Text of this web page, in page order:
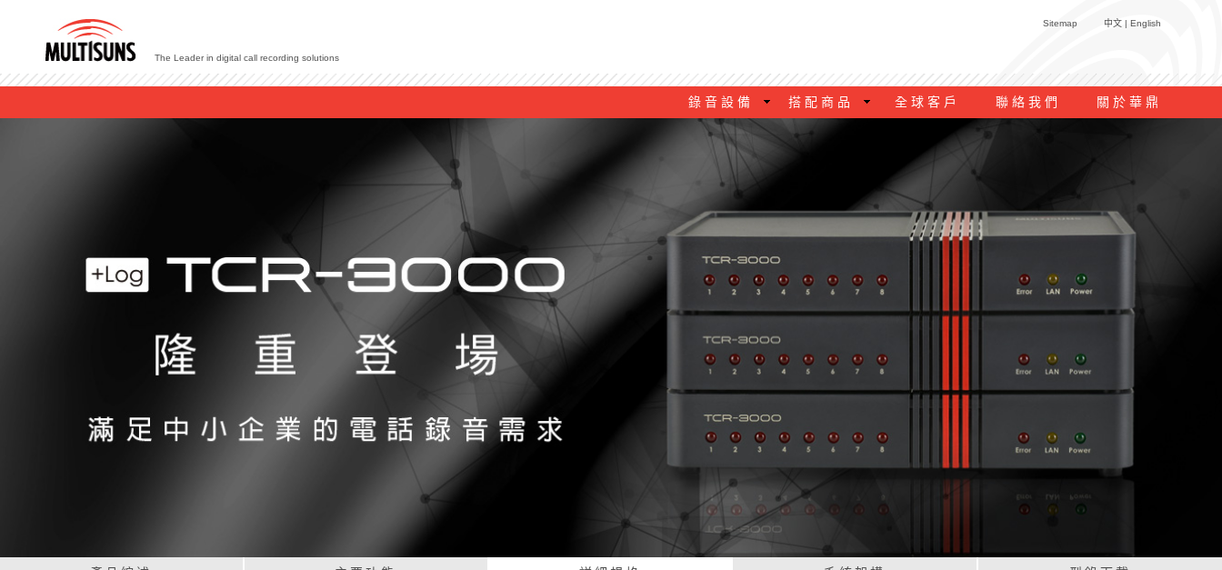
Sitemap
錄 音 設 備 搭 配 商 品 全 球 客 戶 聯 絡 我 們 關 於 華 鼎
The Leader in digital call recording solutions
中文 | English